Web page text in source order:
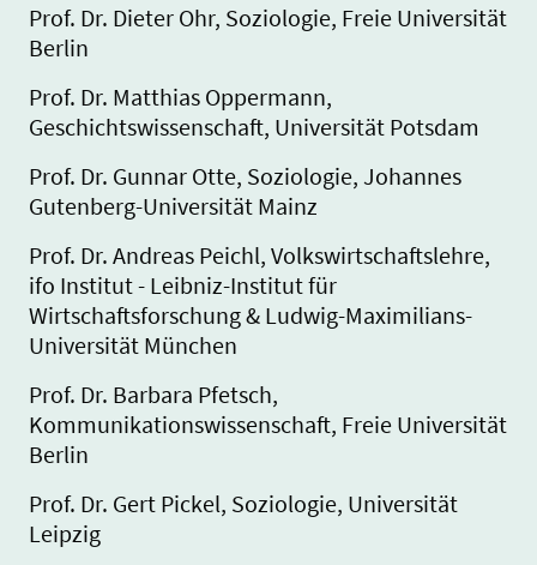
Prof. Dr. Dieter Ohr, Soziologie, Freie Universität
Berlin
Prof. Dr. Matthias Oppermann,
Geschichtswissenschaft, Universität Potsdam
Prof. Dr. Gunnar Otte, Soziologie, Johannes
Gutenberg-Universität Mainz
Prof. Dr. Andreas Peichl, Volkswirtschaftslehre,
ifo Institut - Leibniz-Institut für
Wirtschaftsforschung & Ludwig-Maximilians-
Universität München
Prof. Dr. Barbara Pfetsch,
Kommunikationswissenschaft, Freie Universität
Berlin
Prof. Dr. Gert Pickel, Soziologie, Universität
Leipzig